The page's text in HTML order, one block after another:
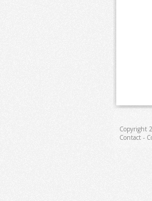
Copyright
Contact -